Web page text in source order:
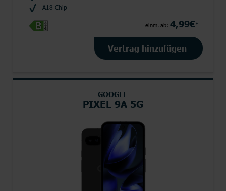
A18 Chip
einm. ab: 4,99€*
Vertrag hinzufügen
GOOGLE
PIXEL 9A 5G